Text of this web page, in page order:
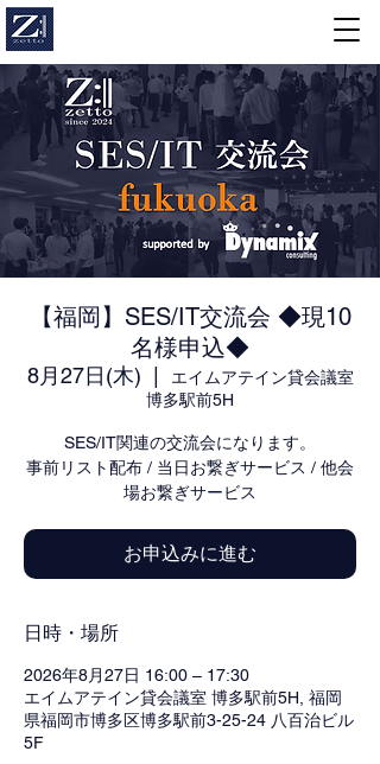
【福岡】SES/IT交流会 ◆現10
名様申込◆
8月27日(木)
エイムアテイン貸会議室
博多駅前5H
SES/IT関連の交流会になります。
事前リスト配布 / 当日お繋ぎサービス / 他会
場お繋ぎサービス
お申込みに進む
日時・場所
2026年8月27日 16:00 – 17:30
エイムアテイン貸会議室 博多駅前5H, 福岡
県福岡市博多区博多駅前3-25-24 八百治ビル
5F